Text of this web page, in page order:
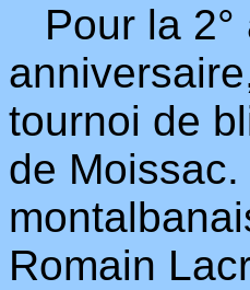
Pour la 2°
tournoi de
de
Romain